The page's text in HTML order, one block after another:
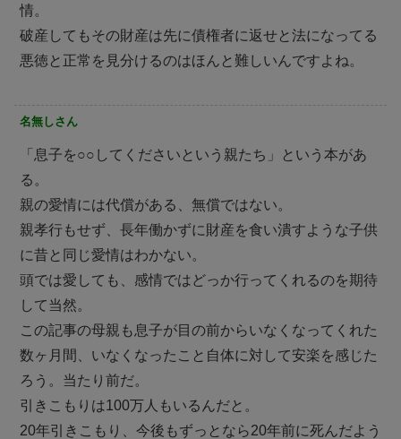
情。
破産してもその財産は先に債権者に返せと法になってる
悪徳と正常を見分けるのはほんと難しいんですよね。
名無しさん
「息子を○○してくださいという親たち」という本があ
る。
親の愛情には代償がある、無償ではない。
親孝行もせず、長年働かずに財産を食い潰すような子供
に昔と同じ愛情はわかない。
頭では愛しても、感情ではどっか行ってくれるのを期待
して当然。
この記事の母親も息子が目の前からいなくなってくれた
数ヶ月間、いなくなったこと自体に対して安楽を感じた
ろう。当たり前だ。
引きこもりは100万人もいるんだと。
20年引きこもり、今後もずっとなら20年前に死んだよう